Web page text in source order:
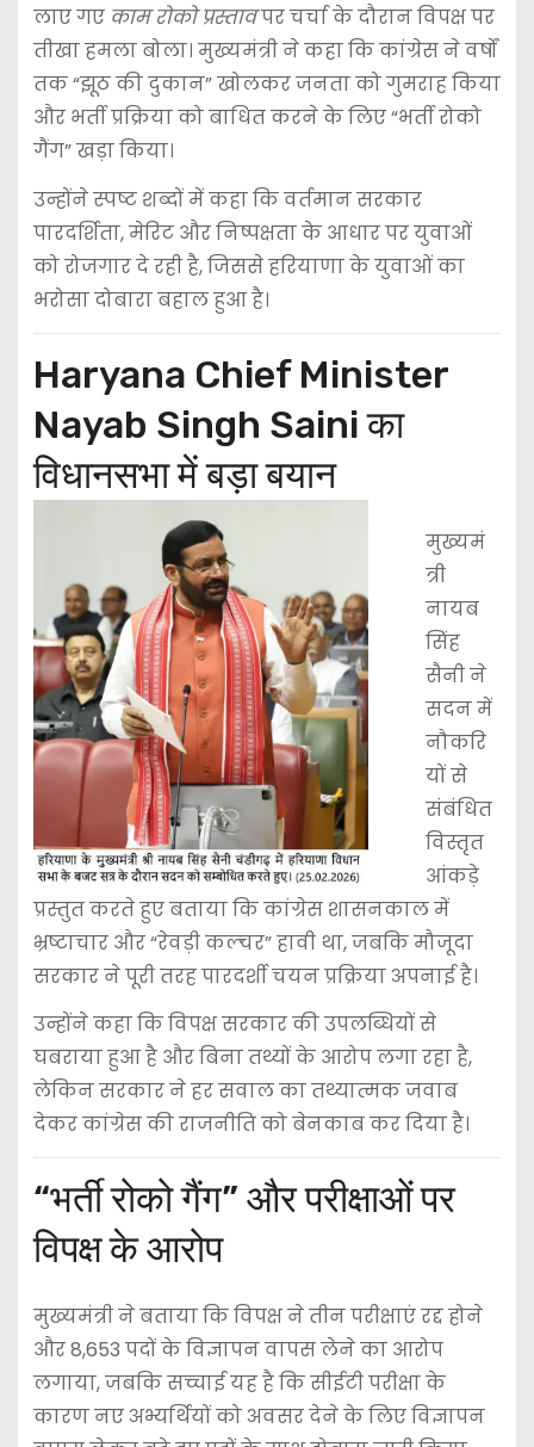
लाए गए काम रोको प्रस्तावपर चर्चा के दौरान विपक्ष पर
तीखा हमला बोला। मुख्यमंत्री ने कहा कि कांग्रेस ने वर्षों
तक “झूठ की दुकान” खोलकर जनता को गुमराह किया
और भर्ती प्रक्रिया को बाधित करने के लिए “भर्ती रोको
गैंग” खड़ा किया।
उन्होंने स्पष्ट शब्दों में कहा कि वर्तमान सरकार
पारदर्शिता, मेरिट और निष्पक्षता के आधार पर युवाओं
को रोजगार दे रही है, जिससे हरियाणा के युवाओं का
भरोसा दोबारा बहाल हुआ है।
Haryana Chief Minister
Nayab Singh Saini का
विधानसभा में बड़ा बयान
मुख्यमं
त्री
नायब
सिंह
सैनी ने
सदन में
नौकरि
यों से
संबंधित
विस्तृत
आंकड़े
प्रस्तुत करते हुए बताया कि कांग्रेस शासनकाल में
भ्रष्टाचार और “रेवड़ी कल्चर” हावी था, जबकि मौजूदा
सरकार ने पूरी तरह पारदर्शी चयन प्रक्रिया अपनाई है।
उन्होंने कहा कि विपक्ष सरकार की उपलब्धियों से
घबराया हुआ है और बिना तथ्यों के आरोप लगा रहा है,
लेकिन सरकार ने हर सवाल का तथ्यात्मक जवाब
देकर कांग्रेस की राजनीति को बेनकाब कर दिया है।
“भर्ती रोको गैंग” और परीक्षाओं पर
विपक्ष के आरोप
मुख्यमंत्री ने बताया कि विपक्ष ने तीन परीक्षाएं रद्द होने
और 8,653 पदों के विज्ञापन वापस लेने का आरोप
लगाया, जबकि सच्चाई यह है कि सीईटी परीक्षा के
कारण नए अभ्यर्थियों को अवसर देने के लिए विज्ञापन